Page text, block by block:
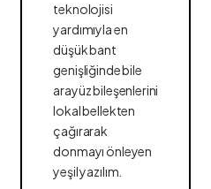
teknolojisi
yardımıyla en
düşük bant
genişliğinde bile
arayüz bileşenlerini
lokal bellekten
çağırarak
donmayı önleyen
yeşil yazılım.